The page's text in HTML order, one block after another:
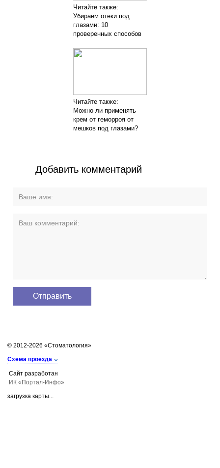
Читайте также:
Убираем отеки под
глазами: 10
проверенных способов
Читайте также:
Можно ли применять
крем от геморроя от
мешков под глазами?
Добавить комментарий
© 2012-2026 «Стоматология»
Схема проезда
Сайт разработан
ИК «Портал-Инфо»
загрузка карты...